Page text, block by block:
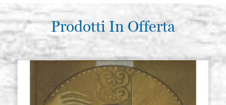
Prodotti In Offerta